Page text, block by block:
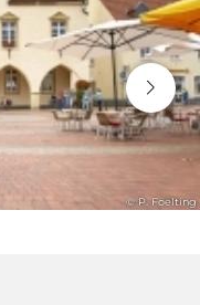
© P. Foelting